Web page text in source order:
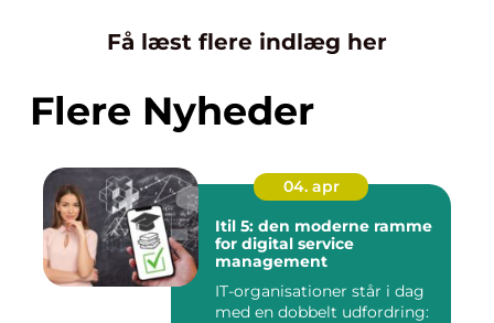
Få læst flere indlæg her
Flere Nyheder
04. apr
Itil 5: den moderne ramme
for digital service
management
IT-organisationer står i dag
med en dobbelt udfordring: